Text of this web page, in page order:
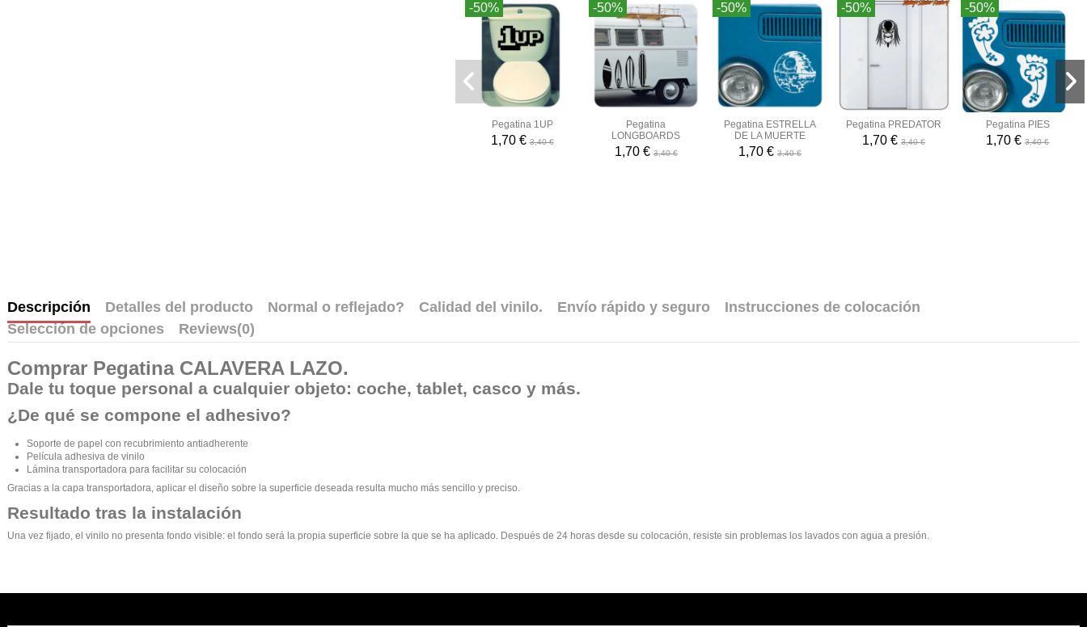
-50%
Pegatina 1UP
1,70 €3,40 €
-50%
Pegatina
LONGBOARDS
1,70 €3,40 €
-50%
Pegatina ESTRELLA
DE LA MUERTE
1,70 € 3,40 €
-50%
Pegatina PREDATOR
1,70 €3,40 €
-50%
Pegatina PIES
1,70 €3,40 €
Descripción Detalles del producto Normal o reflejado? Calidad del vinilo. Envío rápido y seguro
Instrucciones de colocación
Selección de opciones
Reviews(0)
Comprar Pegatina CALAVERA LAZO.
Dale tu toque personal a cualquier objeto: coche, tablet, casco y más.
¿De qué se compone el adhesivo?
Soporte de papel con recubrimiento antiadherente
Película adhesiva de vinilo
Lámina transportadora para facilitar su colocación
Gracias a la capa transportadora, aplicar el diseño sobre la superficie deseada resulta mucho más sencillo y preciso.
Resultado tras la instalación
Una vez fijado, el vinilo no presenta fondo visible: el fondo será la propia superficie sobre la que se ha aplicado. Después de 24 horas desde su colocación, resiste sin problemas los lavados con agua a presión.